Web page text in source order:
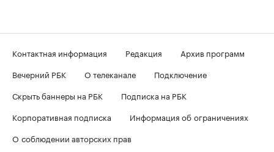
Контактная информация Редакция
Архив программ
Вечерний РБК
О телеканале
Подключение
Скрыть баннеры на РБК
Подписка на РБК
Корпоративная подписка
Информация об ограничениях
О соблюдении авторских прав